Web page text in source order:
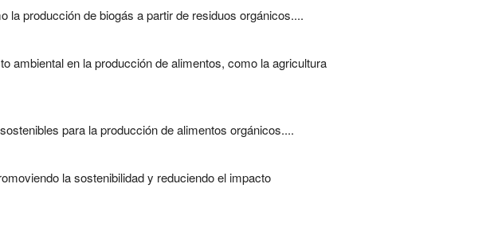
la producción de biogás a partir de residuos orgánicos....
ambiental en la producción de alimentos, como la agricultura
para la producción de alimentos orgánicos....
la sostenibilidad y reduciendo el impacto